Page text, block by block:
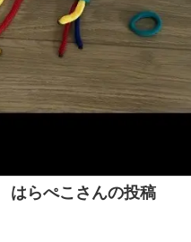
はらぺこさんの投稿